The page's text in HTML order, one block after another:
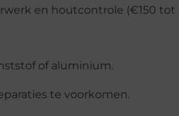
en houtcontrole (€150
of aluminium.
te voorkomen.